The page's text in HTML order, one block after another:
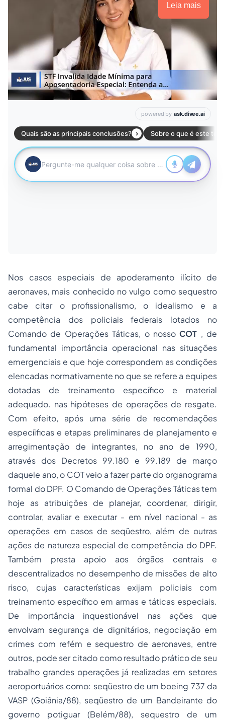
Leia mais
Nos casos especiais de apoderamento ilícito de
aeronaves, mais conhecido no vulgo como sequestro
cabe citar o profissionalismo, o idealismo e a
competência dos policiais federais lotados no
Comando de Operações Táticas, o nossoCOT , de
fundamental importância operacional nas situações
emergenciais e que hoje correspondem as condições
elencadas normativamente no que se refere a equipes
dotadas de treinamento específico e material
adequado. nas hipóteses de operações de resgate.
Com efeito, após uma série de recomendações
especíificas e etapas preliminares de planejamento e
arregimentação de integrantes, no ano de 1990,
através dos Decretos 99.180 e 99.189 de março
daquele ano, o COT veio a fazer parte do organograma
formal do DPF. O Comando de Operações Táticas tem
hoje as atribuições de planejar, coordenar, dirigir,
controlar, avaliar e executar - em nível nacional - as
operações em casos de seqüestro, além de outras
ações de natureza especial de competência do DPF.
Também presta apoio aos órgãos centrais e
descentralizados no desempenho de missões de alto
risco, cujas características exijam policiais com
treinamento específico em armas e táticas especiais.
De importância inquestionável nas ações que
envolvam segurança de dignitários, negociação em
crimes com refém e sequestro de aeronaves, entre
outros, pode ser citado como resultado prático de seu
trabalho grandes operações já realizadas em setores
aeroportuários como: seqüestro de um boeing 737 da
VASP (Goiânia/88), seqüestro de um Bandeirante do
governo potiguar (Belém/88), sequestro de um